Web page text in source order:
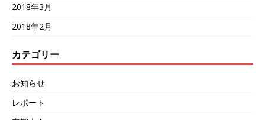
2018年3月
2018年2月
カテゴリー
お知らせ
レポート